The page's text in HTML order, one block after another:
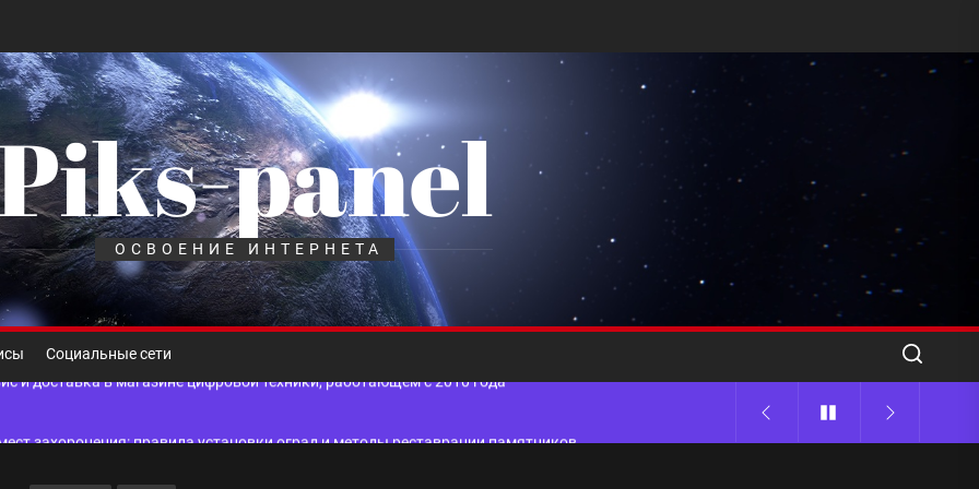
panel
ОСВОЕНИЕ ИНТЕРНЕТА
Социальные сети
принципы работы, риски и способы хранения криптовалют
для ногтевого сервиса, наращивания ресниц и депиляции
оптимизации для коммерческих веб-ресурсов
и доставка в магазине цифровой техники, работающем с 2010 года